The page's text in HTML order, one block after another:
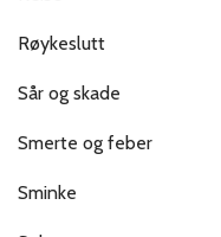
Røykeslutt
Sår og skade
Smerte og feber
Sminke